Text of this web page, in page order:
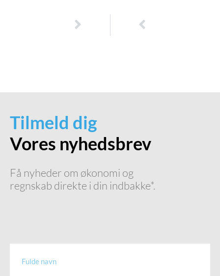
Tilmeld dig
Vores nyhedsbrev
Få nyheder om økonomi og
regnskab direkte i din indbakke*.